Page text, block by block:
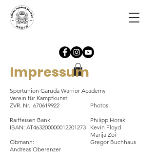
Impressum
Sportunion Garuda Warrior Academy
Verein für Kampfkunst
ZVR. Nr.: 670619922
Raiffeisen Bank:
IBAN: AT463200000012201273
Obmann:
Andreas Oberenzer
Photos:
Philipp Horak
Kevin Floyd
Marija Zoi
Gregor Buchhaus